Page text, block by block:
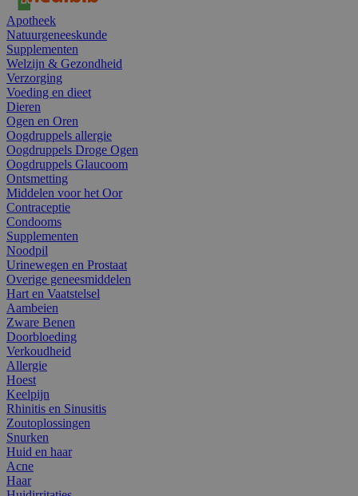
Apotheek
Natuurgeneeskunde
Supplementen
Welzijn & Gezondheid
Verzorging
Voeding en dieet
Dieren
Ogen en Oren
Oogdruppels allergie
Oogdruppels Droge Ogen
Oogdruppels Glaucoom
Ontsmetting
Middelen voor het Oor
Contraceptie
Condooms
Supplementen
Noodpil
Urinewegen en Prostaat
Overige geneesmiddelen
Hart en Vaatstelsel
Aambeien
Zware Benen
Doorbloeding
Verkoudheid
Allergie
Hoest
Keelpijn
Rhinitis en Sinusitis
Zoutoplossingen
Snurken
Huid en haar
Acne
Haar